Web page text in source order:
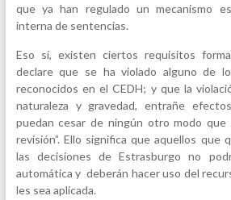
que ya han regulado un mecanismo
interna de sentencias.
Eso sí, existen ciertos requisitos
declare que se ha violado alguno de
reconocidos en el CEDH; y que la
naturaleza y gravedad, entrañe
puedan cesar de ningún otro modo
revisión”. Ello significa que aquellos que
las decisiones de Estrasburgo no
automática y deberán hacer uso del
les sea aplicada.